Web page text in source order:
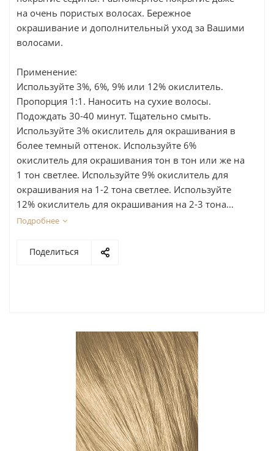
на очень пористых волосах. Бережное
окрашивание и дополнительный уход за Вашими
волосами.
Применение:
Используйте 3%, 6%, 9% или 12% окислитель.
Пропорция 1:1. Наносить на сухие волосы.
Подождать 30-40 минут. Тщательно смыть.
Используйте 3% окислитель для окрашивания в
более темный оттенок. Используйте 6%
окислитель для окрашивания тон в тон или же на
1 тон светлее. Используйте 9% окислитель для
окрашивания на 1-2 тона светлее. Используйте
12% окислитель для окрашивания на 2-3 тона...
Подробнее
Поделиться